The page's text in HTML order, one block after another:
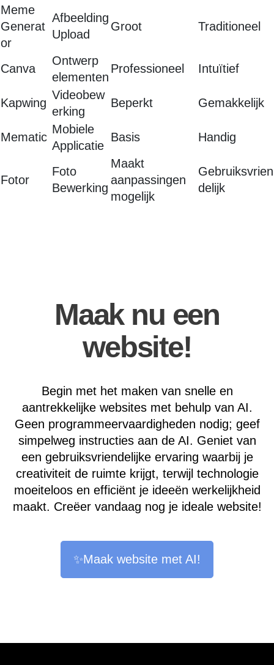
Meme
Generat
or
Afbeelding
Upload
Groot Traditioneel
Canva
Ontwerp
elementen
Professioneel Intuïtief
Kapwing
Videobew
erking
Beperkt Gemakkelijk
Mematic
Mobiele
Applicatie
Basis Handig
Fotor
Foto
Bewerking
Maakt
aanpassingen
mogelijk
Gebruiksvrien
delijk
Maak nu een
website!
Begin met het maken van snelle en
aantrekkelijke websites met behulp van AI.
Geen programmeervaardigheden nodig; geef
simpelweg instructies aan de AI. Geniet van
een gebruiksvriendelijke ervaring waarbij je
creativiteit de ruimte krijgt, terwijl technologie
moeiteloos en efficiënt je ideeën werkelijkheid
maakt. Creëer vandaag nog je ideale website!
✨Maak website met AI!